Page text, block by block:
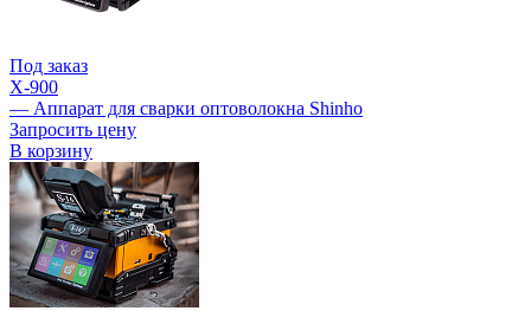
Под заказ
X-900
— Аппарат для сварки оптоволокна Shinho
Запросить цену
В корзину